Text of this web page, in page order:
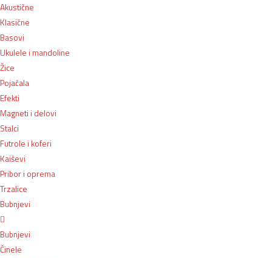
Akustične
Klasične
Basovi
Ukulele i mandoline
Žice
Pojačala
Efekti
Magneti i delovi
Stalci
Futrole i koferi
Kaiševi
Pribor i oprema
Trzalice
Bubnjevi
Bubnjevi
Činele